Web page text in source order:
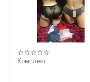
Комплект